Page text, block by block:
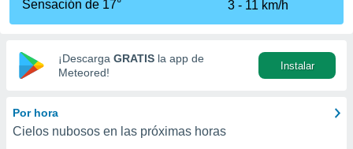
a este
las
y
digital
basada
Sensación de 17°
3
11 km/h
¡Descarga GRATIS la app de
Meteored!
Instalar
Por hora
Cielos nubosos en las próximas horas